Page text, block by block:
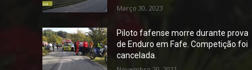
Março 30, 2023
Piloto fafense morre durante prova
de Enduro em Fafe. Competição foi
cancelada.